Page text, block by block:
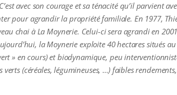
avec son courage et sa ténacité qu’il parvient
pour agrandir la propriété familiale. En 1977,
chai à La Moynerie. Celui-ci sera agrandi en
la Moynerie exploite 40 hectares situés
» en cours) et biodynamique, peu
(céréales, légumineuses, …) faibles